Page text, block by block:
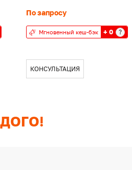
По запросу
Мгновенный кеш-бэк + 0 ?
КОНСУЛЬТАЦИЯ